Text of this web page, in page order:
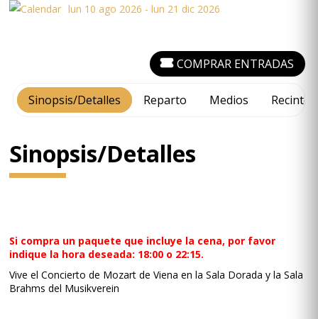
lun 10 ago 2026 - lun 21 dic 2026
Sinopsis/Detalles Reparto Medios Recinto
COMPRAR ENTRADAS
Sinopsis/Detalles
Si compra un paquete que incluye la cena, por favor
indique la hora deseada: 18:00 o 22:15.
Vive el Concierto de Mozart de Viena en la Sala Dorada y la Sala
Brahms del Musikverein